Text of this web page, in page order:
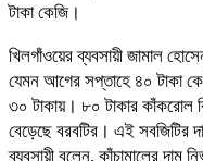
টাকা কেজি।
খিলগাঁওয়ের ব্যবসায়ী জামাল
যেমন আগের সপ্তাহে ৪০ টাকা
৩০ টাকায়। ৮০ টাকার কাঁকরোল
বেড়েছে বরবটির। এই সবজিটির
ব্যবসায়ী বলেন, কাঁচামালের